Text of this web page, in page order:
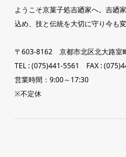
ようこそ京菓子処吉廼家へ。吉廼
込め、技と伝統を大切に守り今も
〒603-8162 京都市北区北大路室
TEL : (075)441-5561 FAX :
営業時間：9:00～17:30
※不定休